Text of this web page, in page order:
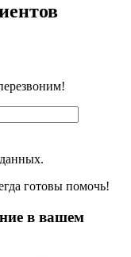
готовы помочь!
в вашем